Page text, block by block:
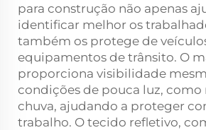
para construção não apenas
identificar melhor os
também os protege de
equipamentos de trânsito. O
proporciona visibilidade
condições de pouca luz, como
chuva, ajudando a proteger
trabalho. O tecido refletivo,